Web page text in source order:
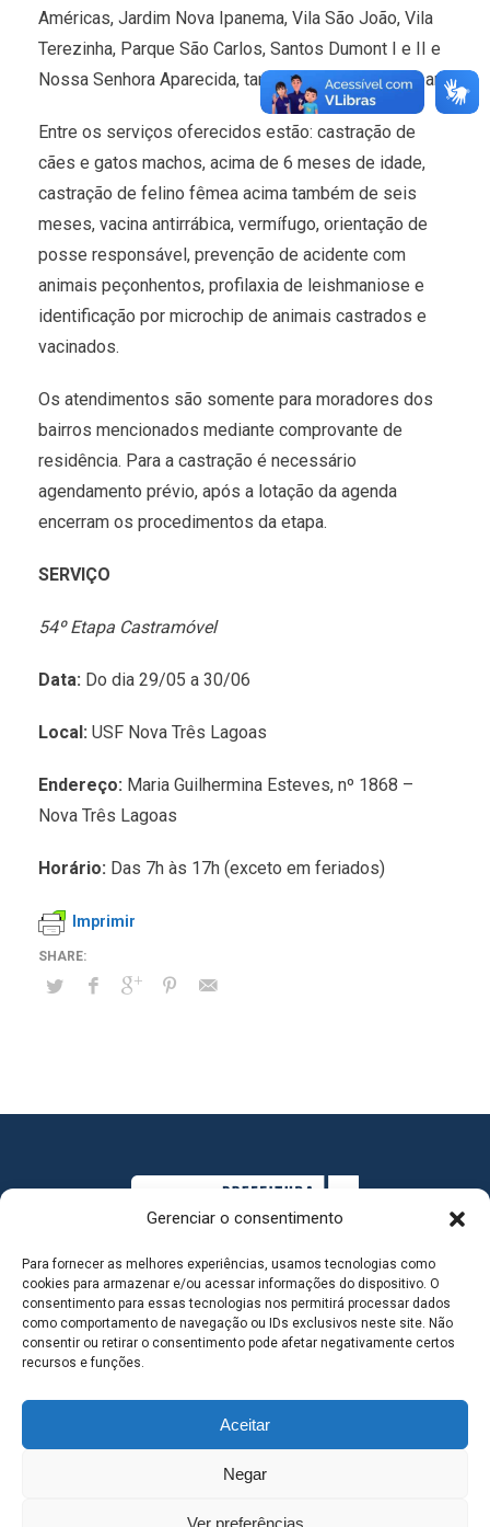
Gerenciar o consentimento
Para fornecer as melhores experiências, usamos tecnologias como
cookies para armazenar e/ou acessar informações do dispositivo. O
consentimento para essas tecnologias nos permitirá processar dados
como comportamento de navegação ou IDs exclusivos neste site. Não
consentir ou retirar o consentimento pode afetar negativamente certos
recursos e funções.
Aceitar
Negar
Ver preferências
Américas, Jardim Nova Ipanema, Vila São João, Vila
Terezinha, Parque São Carlos, Santos Dumont I e II e
Nossa Senhora Aparecida, também podem participar.
Entre os serviços oferecidos estão: castração de
cães e gatos machos, acima de 6 meses de idade,
castração de felino fêmea acima também de seis
meses, vacina antirrábica, vermífugo, orientação de
posse responsável, prevenção de acidente com
animais peçonhentos, profilaxia de leishmaniose e
identificação por microchip de animais castrados e
vacinados.
Os atendimentos são somente para moradores dos
bairros mencionados mediante comprovante de
residência. Para a castração é necessário
agendamento prévio, após a lotação da agenda
encerram os procedimentos da etapa.
SERVIÇO
54º Etapa Castramóvel
Data: Do dia 29/05 a 30/06
Local: USF Nova Três Lagoas
Endereço: Maria Guilhermina Esteves, nº 1868 –
Nova Três Lagoas
Horário: Das 7h às 17h (exceto em feriados)
Imprimir
MAPA DO SITE
SEDE DO ADMINISTRATIVO MUNICIPAL - Avenida